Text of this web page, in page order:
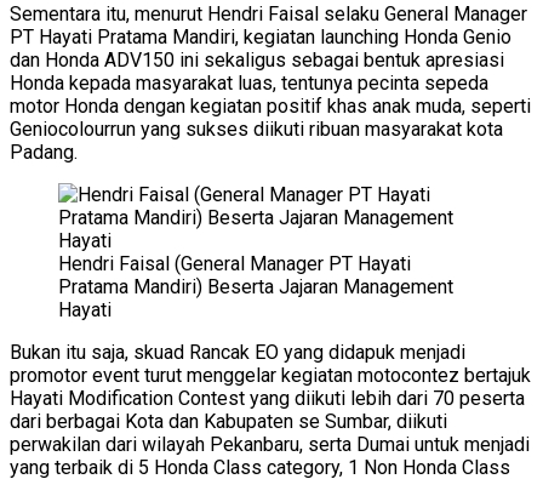
Sementara itu, menurut Hendri Faisal selaku General Manager
PT Hayati Pratama Mandiri, kegiatan launching Honda Genio
dan Honda ADV150 ini sekaligus sebagai bentuk apresiasi
Honda kepada masyarakat luas, tentunya pecinta sepeda
motor Honda dengan kegiatan positif khas anak muda, seperti
Geniocolourrun yang sukses diikuti ribuan masyarakat kota
Padang.
Hendri Faisal (General Manager PT Hayati
Pratama Mandiri) Beserta Jajaran Management
Hayati
Bukan itu saja, skuad Rancak EO yang didapuk menjadi
promotor event turut menggelar kegiatan motocontez bertajuk
Hayati Modification Contest yang diikuti lebih dari 70 peserta
dari berbagai Kota dan Kabupaten se Sumbar, diikuti
perwakilan dari wilayah Pekanbaru, serta Dumai untuk menjadi
yang terbaik di 5 Honda Class category, 1 Non Honda Class